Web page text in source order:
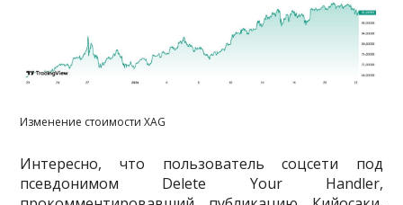
Изменение стоимости XAG
Интересно, что пользователь соцсети под
псевдонимом Delete Your Handler,